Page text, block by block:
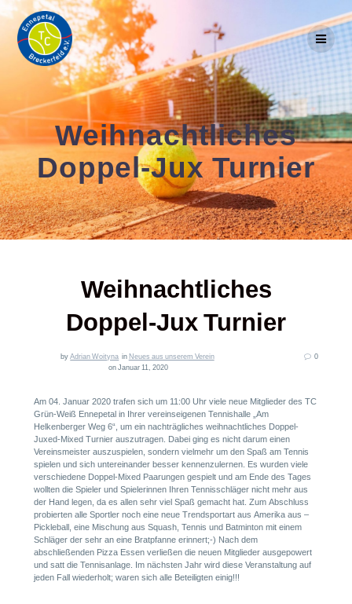
Weihnachtliches
Doppel-Jux Turnier
Weihnachtliches
Doppel-Jux Turnier
byAdrian Woityna inNeues aus unserem Verein
on Januar 11, 2020
0
Am 04. Januar 2020 trafen sich um 11:00 Uhr viele neue Mitglieder des TC
Grün-Weiß Ennepetal in Ihrer vereinseigenen Tennishalle „Am
Helkenberger Weg 6“, um ein nachträgliches weihnachtliches Doppel-
Juxed-Mixed Turnier auszutragen. Dabei ging es nicht darum einen
Vereinsmeister auszuspielen, sondern vielmehr um den Spaß am Tennis
spielen und sich untereinander besser kennenzulernen. Es wurden viele
verschiedene Doppel-Mixed Paarungen gespielt und am Ende des Tages
wollten die Spieler und Spielerinnen Ihren Tennisschläger nicht mehr aus
der Hand legen, da es allen sehr viel Spaß gemacht hat. Zum Abschluss
probierten alle Sportler noch eine neue Trendsportart aus Amerika aus –
Pickleball, eine Mischung aus Squash, Tennis und Batminton mit einem
Schläger der sehr an eine Bratpfanne erinnert;-) Nach dem
abschließenden Pizza Essen verließen die neuen Mitglieder ausgepowert
und satt die Tennisanlage. Im nächsten Jahr wird diese Veranstaltung auf
jeden Fall wiederholt; waren sich alle Beteiligten einig!!!